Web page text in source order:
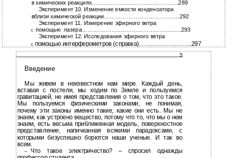
в химических реакциях………………………………………..289
Эксперимент 10. Изменение емкости конденсатора
вблизи химической реакции…………………………………..292
Эксперимент 11. Измерение эфирного ветра
с помощью лазера……………………………………………...293
Эксперимент 12. Исследования эфирного ветра
с помощью интерферометров (справка)……………………...297
5
Введение
Мы живем в неизвестном нам мире. Каждый день,
вставая с постели, мы ходим по Земле и пользуемся
гравитацией, не имея представления о том, что это такое.
Мы пользуемся физическими законами, не понимая,
почему эти законы именно такие, какие они есть. Мы не
знаем, как устроено вещество, потому что то, что мы о нем
знаем, есть весьма приближенная модель, поверхностное
представление, напичканная всякими парадоксами, с
которыми безуспешно борются наши ученые. И так во
всем.
–
Что такое электричество? – спросил однажды